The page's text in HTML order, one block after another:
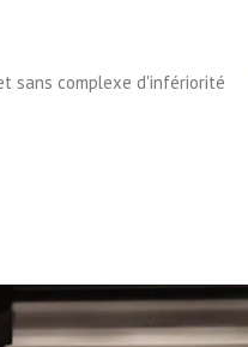
sans complexe d'infériorité